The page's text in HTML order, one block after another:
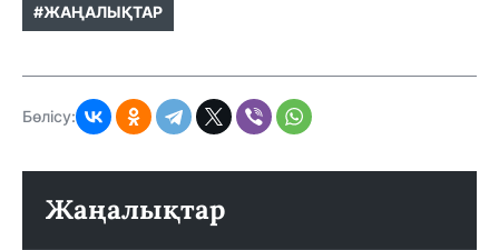
#ЖАҢАЛЫҚТАР
Бөлісу:
Жаңалықтар